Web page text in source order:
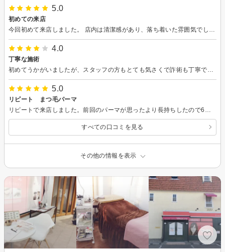
5.0
初めての来店
4.0
丁寧な施術
5.0
リピート まつ毛パーマ
すべての口コミを見る
その他の情報を表示